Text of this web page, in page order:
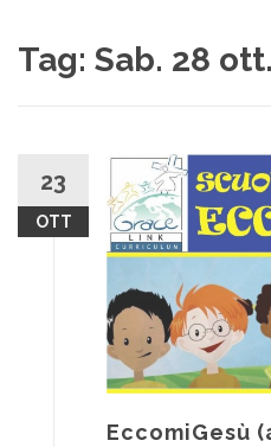
Tag: Sab. 28
23
OTT
EccomiGesù